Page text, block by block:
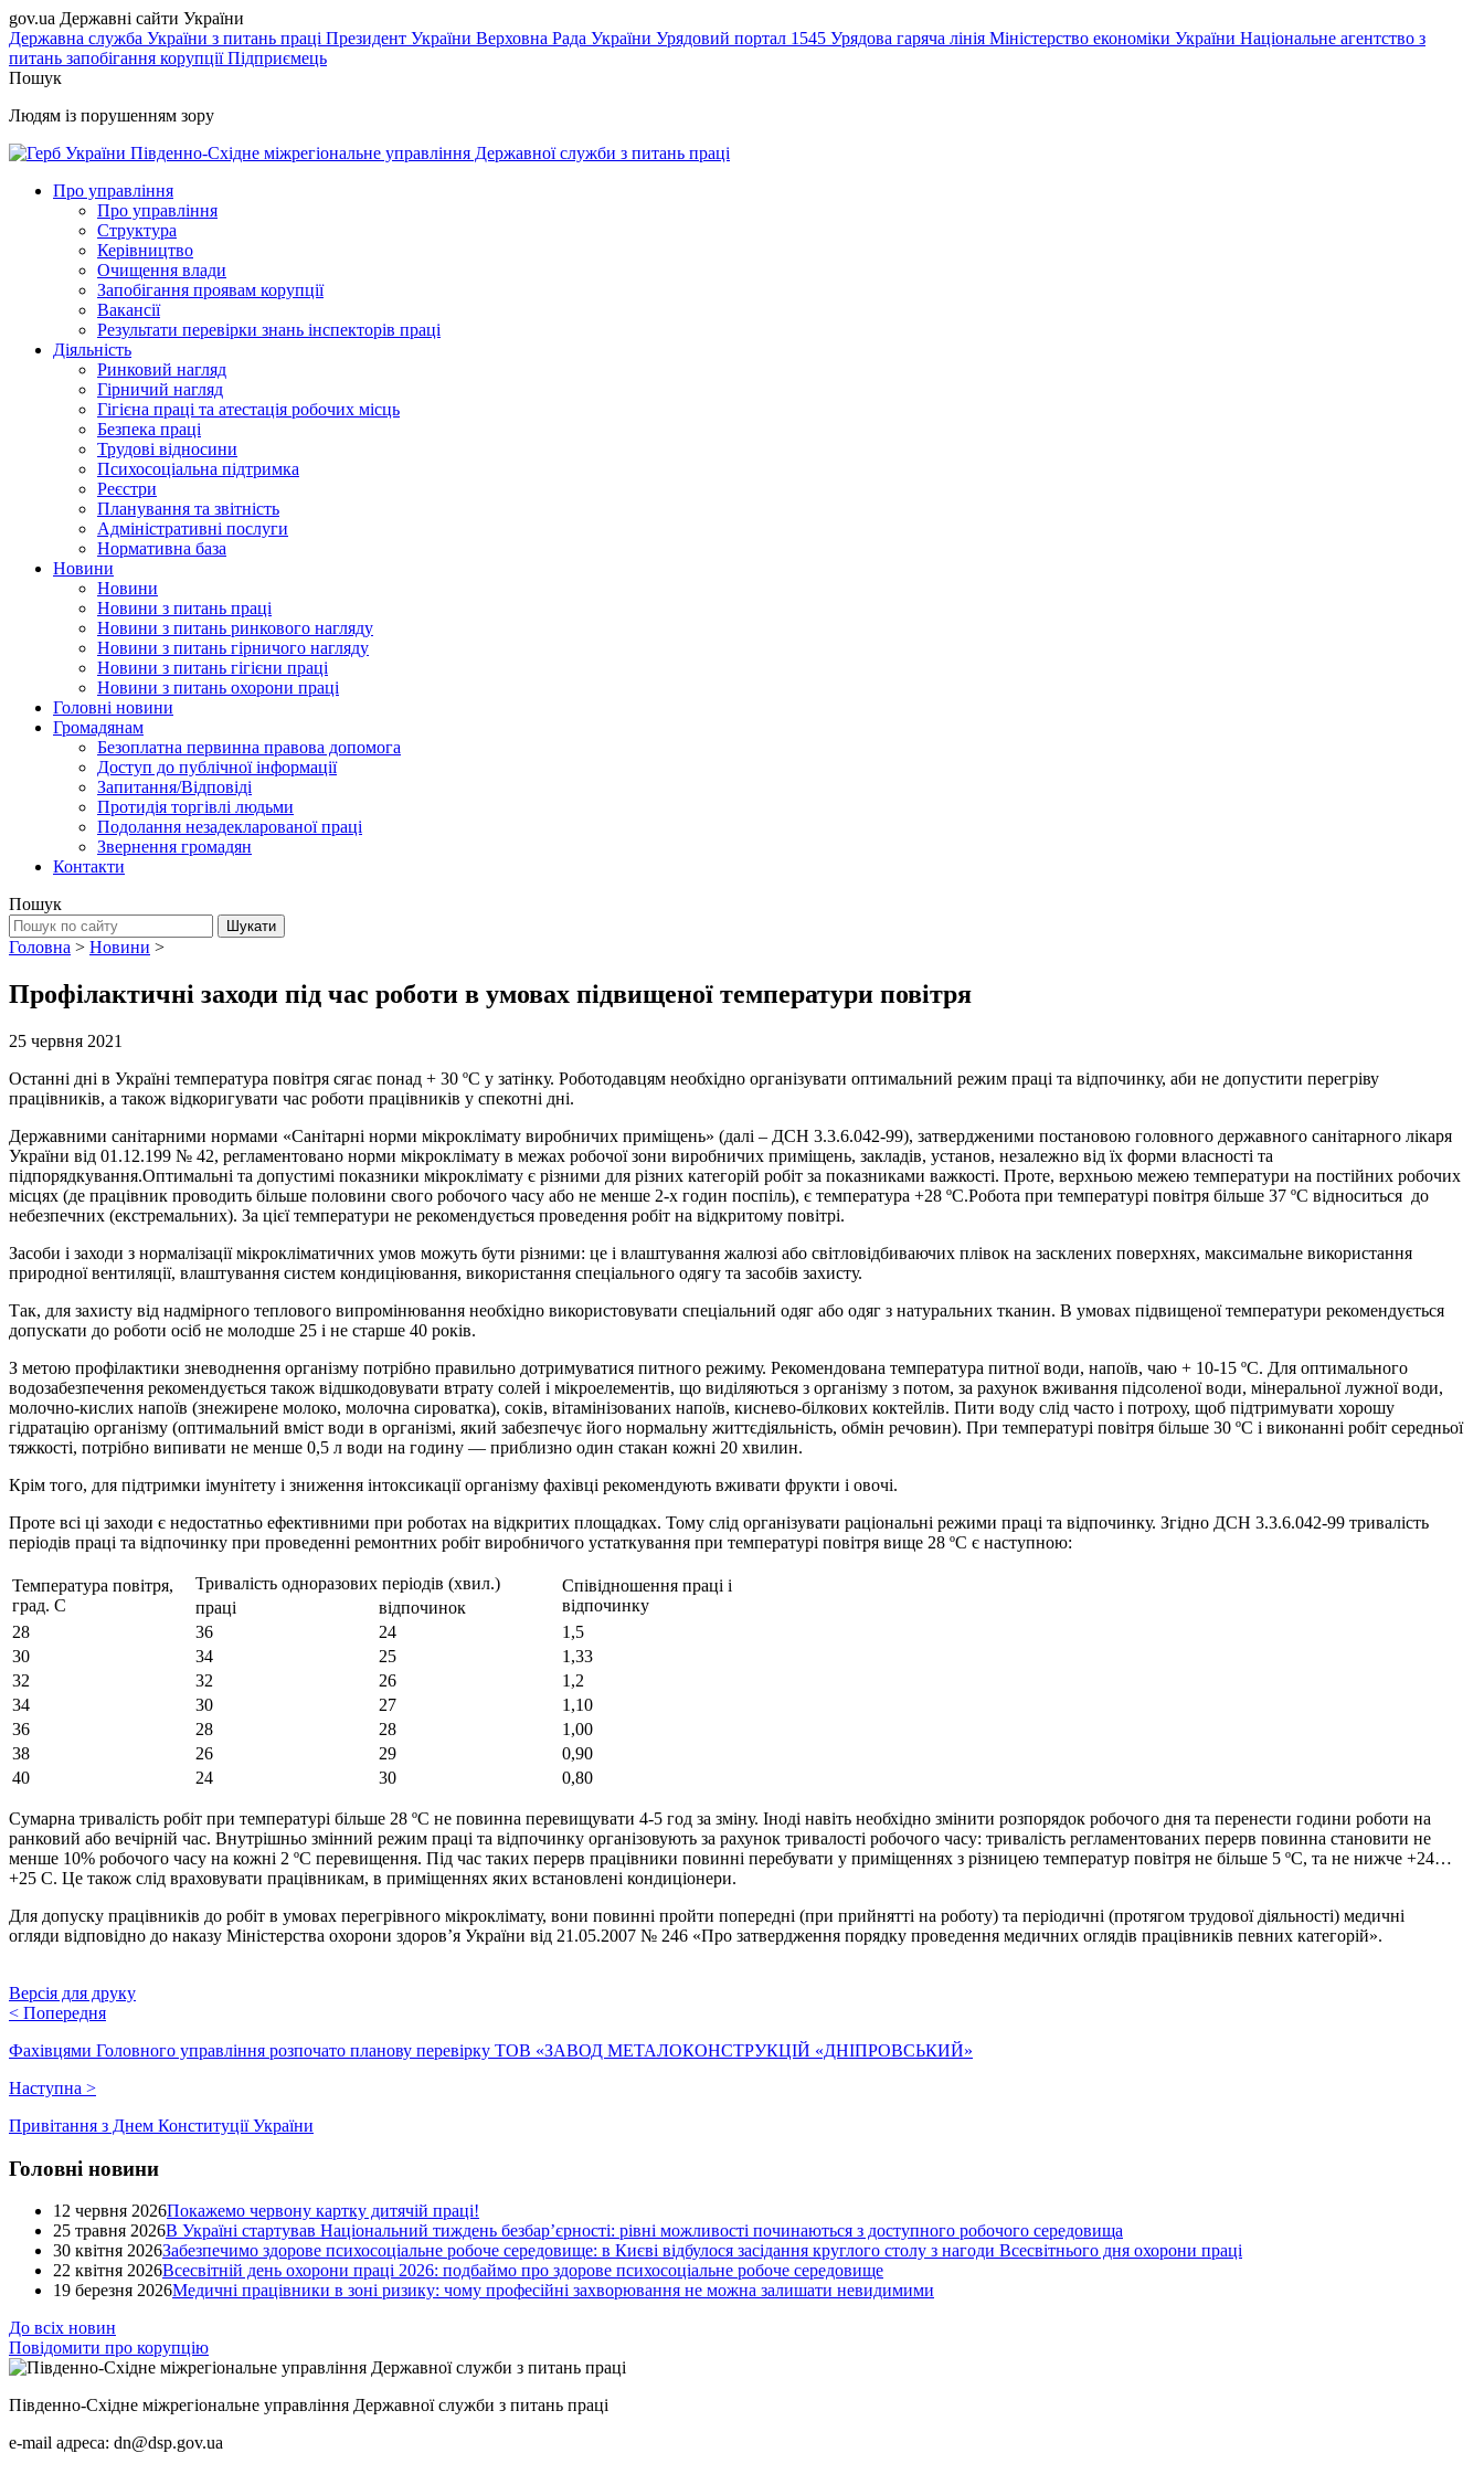
gov.ua Державні сайти України
Державна служба України з питань праці Президент України Верховна Рада України Урядовий портал 1545 Урядова гаряча лінія Міністерство економіки України Національне агентство з
питань запобігання корупціїПідприємець
Пошук
Людям із порушенням зору
Південно-Східне міжрегіональне управління Державної служби з питань праці
Про управління
Про управління
Структура
Керівництво
Очищення влади
Запобігання проявам корупції
Вакансії
Результати перевірки знань інспекторів праці
Діяльність
Ринковий нагляд
Гірничий нагляд
Гігієна праці та атестація робочих місць
Безпека праці
Трудові відносини
Психосоціальна підтримка
Реєстри
Планування та звітність
Адміністративні послуги
Нормативна база
Новини
Новини
Новини з питань праці
Новини з питань ринкового нагляду
Новини з питань гірничого нагляду
Новини з питань гігієни праці
Новини з питань охорони праці
Головні новини
Громадянам
Безоплатна первинна правова допомога
Доступ до публічної інформації
Запитання/Відповіді
Протидія торгівлі людьми
Подолання незадекларованої праці
Звернення громадян
Контакти
Пошук
Головна > Новини >
Профілактичні заходи під час роботи в умовах підвищеної температури повітря
25 червня 2021
Останні дні в Україні температура повітря сягає понад + 30 ºС у затінку. Роботодавцям необхідно організувати оптимальний режим праці та відпочинку, аби не допустити перегріву
працівників, а також відкоригувати час роботи працівників у спекотні дні.
Державними санітарними нормами «Санітарні норми мікроклімату виробничих приміщень» (далі – ДСН 3.3.6.042-99), затвердженими постановою головного державного санітарного лікаря
України від 01.12.199 № 42, регламентовано норми мікроклімату в межах робочої зони виробничих приміщень, закладів, установ, незалежно від їх форми власності та
підпорядкування.Оптимальні та допустимі показники мікроклімату є різними для різних категорій робіт за показниками важкості. Проте, верхньою межею температури на постійних робочих
місцях (де працівник проводить більше половини свого робочого часу або не менше 2-х годин поспіль), є температура +28 ºС.Робота при температурі повітря більше 37 ºС відноситься до
небезпечних (екстремальних). За цієї температури не рекомендується проведення робіт на відкритому повітрі.
Засоби і заходи з нормалізації мікрокліматичних умов можуть бути різними: це і влаштування жалюзі або світловідбиваючих плівок на засклених поверхнях, максимальне використання
природної вентиляції, влаштування систем кондиціювання, використання спеціального одягу та засобів захисту.
Так, для захисту від надмірного теплового випромінювання необхідно використовувати спеціальний одяг або одяг з натуральних тканин. В умовах підвищеної температури рекомендується
допускати до роботи осіб не молодше 25 і не старше 40 років.
З метою профілактики зневоднення організму потрібно правильно дотримуватися питного режиму. Рекомендована температура питної води, напоїв, чаю + 10-15 ºС. Для оптимального
водозабезпечення рекомендується також відшкодовувати втрату солей і мікроелементів, що виділяються з організму з потом, за рахунок вживання підсоленої води, мінеральної лужної води,
молочно-кислих напоїв (знежирене молоко, молочна сироватка), соків, вітамінізованих напоїв, киснево-білкових коктейлів. Пити воду слід часто і потроху, щоб підтримувати хорошу
гідратацію організму (оптимальний вміст води в організмі, який забезпечує його нормальну життєдіяльність, обмін речовин). При температурі повітря більше 30 ºС і виконанні робіт середньої
тяжкості, потрібно випивати не менше 0,5 л води на годину — приблизно один стакан кожні 20 хвилин.
Крім того, для підтримки імунітету і зниження інтоксикації організму фахівці рекомендують вживати фрукти і овочі.
Проте всі ці заходи є недостатньо ефективними при роботах на відкритих площадках. Тому слід організувати раціональні режими праці та відпочинку. Згідно ДСН 3.3.6.042-99 тривалість
періодів праці та відпочинку при проведенні ремонтних робіт виробничого устаткування при температурі повітря вище 28 ºС є наступною:
Температура повітря,
град. С
Тривалість одноразових періодів (хвил.)
Співідношення праці і
відпочинку
праці
відпочинок
28
36 24
1,5
30
34 25
1,33
32
32 26
1,2
34
30 27
1,10
36
28 28
1,00
38
26 29
0,90
40
24 30 0,80
Сумарна тривалість робіт при температурі більше 28 ºС не повинна перевищувати 4-5 год за зміну. Іноді навіть необхідно змінити розпорядок робочого дня та перенести години роботи на
ранковий або вечірній час. Внутрішньо змінний режим праці та відпочинку організовують за рахунок тривалості робочого часу: тривалість регламентованих перерв повинна становити не
менше 10% робочого часу на кожні 2 ºС перевищення. Під час таких перерв працівники повинні перебувати у приміщеннях з різницею температур повітря не більше 5 ºС, та не нижче +24…
+25 С. Це також слід враховувати працівникам, в приміщеннях яких встановлені кондиціонери.
Для допуску працівників до робіт в умовах перегрівного мікроклімату, вони повинні пройти попередні (при прийнятті на роботу) та періодичні (протягом трудової діяльності) медичні
огляди відповідно до наказу Міністерства охорони здоров’я України від 21.05.2007 № 246 «Про затвердження порядку проведення медичних оглядів працівників певних категорій».
Версія для друку
< Попередня
Фахівцями Головного управління розпочато планову перевірку ТОВ «ЗАВОД МЕТАЛОКОНСТРУКЦІЙ «ДНІПРОВСЬКИЙ»
Наступна >
Привітання з Днем Конституції України
Головні новини
12 червня 2026Покажемо червону картку дитячій праці!
25 травня 2026В Україні стартував Національний тиждень безбар’єрності: рівні можливості починаються з доступного робочого середовища
30 квітня 2026Забезпечимо здорове психосоціальне робоче середовище: в Києві відбулося засідання круглого столу з нагоди Всесвітнього дня охорони праці
22 квітня 2026Всесвітній день охорони праці 2026: подбаймо про здорове психосоціальне робоче середовище
19 березня 2026Медичні працівники в зоні ризику: чому професійні захворювання не можна залишати невидимими
До всіх новин
Повідомити про корупцію
Південно-Східне міжрегіональне управління Державної служби з питань праці
e-mail адреса: dn@dsp.gov.ua